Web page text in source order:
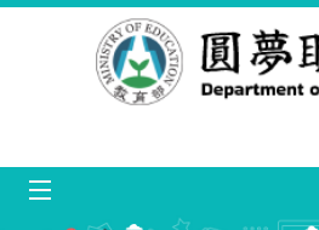
跳到主要內容區塊